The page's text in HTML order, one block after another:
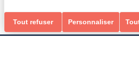
Tout refuser Personnaliser